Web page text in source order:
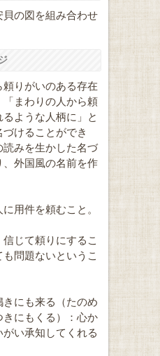
貝の図を組み合わせ
りがいのある存在
「まわりの人から頼
ような人柄に」と
けることができ
読みを生かした名づ
外国風の名前を作
用件を頼むこと。
じて頼りにするこ
問題ないというこ
にも来る（たのめ
にもくる）：心か
い承知してくれる